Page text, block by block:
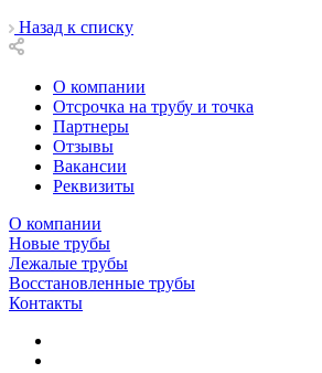
Назад к списку
О компании
Отсрочка на трубу и точка
Партнеры
Отзывы
Вакансии
Реквизиты
О компании
Новые трубы
Лежалые трубы
Восстановленные трубы
Контакты